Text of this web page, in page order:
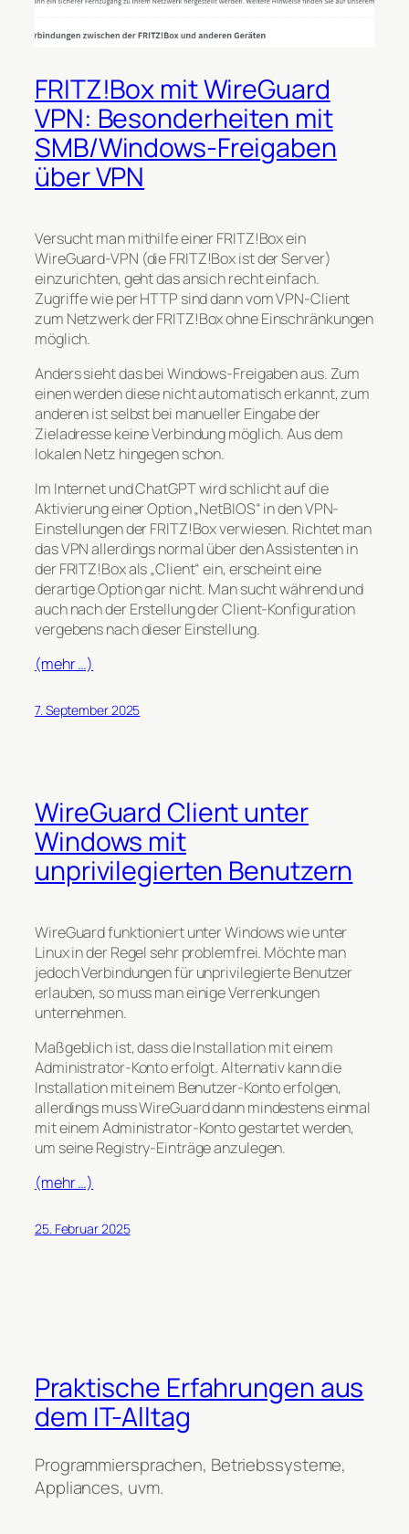
FRITZ!Box mit WireGuard
VPN: Besonderheiten mit
SMB/Windows-Freigaben
über VPN
Versucht man mithilfe einer FRITZ!Box ein
WireGuard-VPN (die FRITZ!Box ist der Server)
einzurichten, geht das ansich recht einfach.
Zugriffe wie per HTTP sind dann vom VPN-Client
zum Netzwerk der FRITZ!Box ohne Einschränkungen
möglich.
Anders sieht das bei Windows-Freigaben aus. Zum
einen werden diese nicht automatisch erkannt, zum
anderen ist selbst bei manueller Eingabe der
Zieladresse keine Verbindung möglich. Aus dem
lokalen Netz hingegen schon.
Im Internet und ChatGPT wird schlicht auf die
Aktivierung einer Option „NetBIOS“ in den VPN-
Einstellungen der FRITZ!Box verwiesen. Richtet man
das VPN allerdings normal über den Assistenten in
der FRITZ!Box als „Client“ ein, erscheint eine
derartige Option gar nicht. Man sucht während und
auch nach der Erstellung der Client-Konfiguration
vergebens nach dieser Einstellung.
(mehr …)
7. September 2025
WireGuard Client unter
Windows mit
unprivilegierten Benutzern
WireGuard funktioniert unter Windows wie unter
Linux in der Regel sehr problemfrei. Möchte man
jedoch Verbindungen für unprivilegierte Benutzer
erlauben, so muss man einige Verrenkungen
unternehmen.
Maßgeblich ist, dass die Installation mit einem
Administrator-Konto erfolgt. Alternativ kann die
Installation mit einem Benutzer-Konto erfolgen,
allerdings muss WireGuard dann mindestens einmal
mit einem Administrator-Konto gestartet werden,
um seine Registry-Einträge anzulegen.
(mehr …)
25. Februar 2025
Praktische Erfahrungen aus
dem IT-Alltag
Programmiersprachen, Betriebssysteme,
Appliances, uvm.